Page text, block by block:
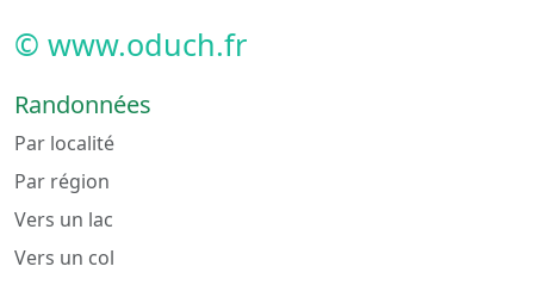
© www.oduch.fr
Randonnées
Par localité
Par région
Vers un lac
Vers un col